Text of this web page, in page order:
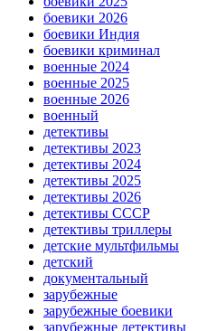
боевики 2026
боевики Индия
боевики криминал
военные 2024
военные 2025
военные 2026
военный
детективы
детективы 2023
детективы 2024
детективы 2025
детективы 2026
детективы СССР
детективы триллеры
детские мультфильмы
детский
документальный
зарубежные
зарубежные боевики
зарубежные детективы